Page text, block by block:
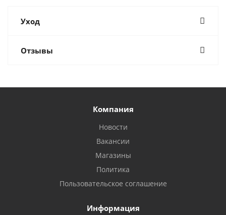
Уход
Отзывы
Компания
Новости
Вакансии
Магазины
Политика
Пользовательское соглашение
Информация